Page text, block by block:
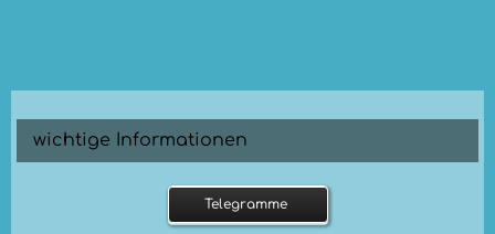
wichtige Informationen
Telegramme